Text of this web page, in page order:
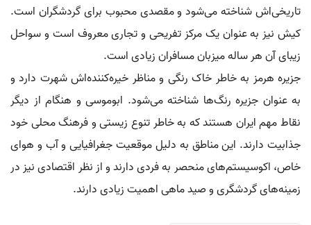
تاریخی‌اش شناخته می‌شود و مقصدی محبوب برای گردشگران است.
کیش نیز به عنوان یک مرکز تفریحی و تجاری معروف است و سواحل
زیبای آن هر ساله میزبان مسافران زیادی است.
جزیره هرمز به خاطر خاک رنگی و مناظر خیره‌کننده‌اش شهرت دارد و
به عنوان جزیره رنگ‌ها شناخته می‌شود. ابوموسی و هنگام از دیگر
نقاط مهم ایران هستند که به خاطر تنوع زیستی و فرهنگ محلی خود
جذابیت دارند. این مناطق به دلیل موقعیت جغرافیایی و آب و هوای
خاص، اکوسیستم‌های منحصر به فردی دارند و از نظر اقتصادی نیز در
زمینه‌های گردشگری و صید ماهی اهمیت زیادی دارند.